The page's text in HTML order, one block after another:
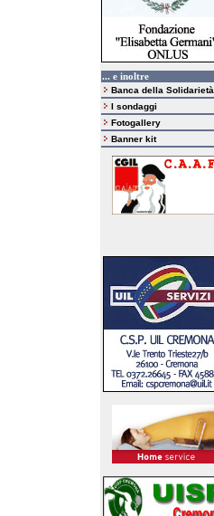
... e inoltre
Banca della Solidarietà
I sondaggi
Fotogallery
Banner kit